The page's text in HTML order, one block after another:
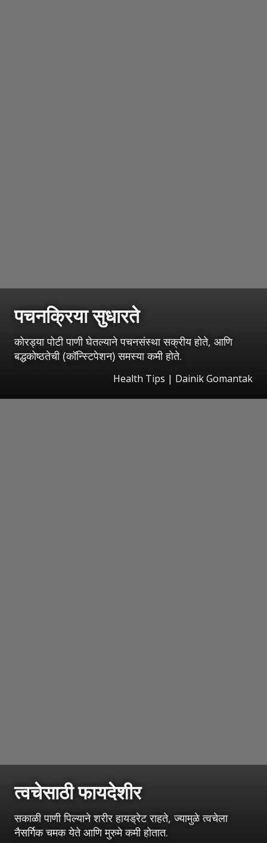
पचनक्रिया सुधारते
कोरड्या पोटी पाणी घेतल्याने पचनसंस्था सक्रीय होते, आणि
बद्धकोष्ठतेची (कॉन्स्टिपेशन) समस्या कमी होते.
Health Tips | Dainik Gomantak
त्वचेसाठी फायदेशीर
सकाळी पाणी पिल्याने शरीर हायड्रेट राहते, ज्यामुळे त्वचेला
नैसर्गिक चमक येते आणि मुरुमे कमी होतात.